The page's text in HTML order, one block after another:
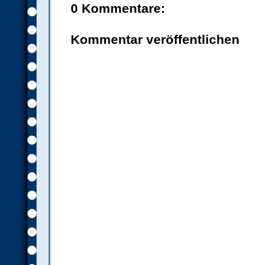
0 Kommentare:
Kommentar veröffentlichen